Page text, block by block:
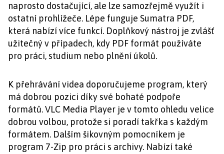
naprosto dostačující, ale lze samozřejmě využít i
ostatní prohlížeče. Lépe funguje Sumatra PDF,
která nabízí více funkcí. Doplňkový nástroj je zvlášť
užitečný v případech, kdy PDF formát používáte
pro práci, studium nebo plnění úkolů.
K přehrávání videa doporučujeme program, který
má dobrou pozici díky své bohaté podpoře
formátů. VLC Media Player je v tomto ohledu velice
dobrou volbou, protože si poradí takřka s každým
formátem. Dalším šikovným pomocníkem je
program 7-Zip pro práci s archivy. Nabízí také